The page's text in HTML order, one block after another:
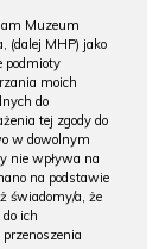
Muzeum
(dalej MHP) jako
podmioty
moich
do
tej zgody do
w dowolnym
nie wpływa na
na podstawie
świadomy/a, że
ich